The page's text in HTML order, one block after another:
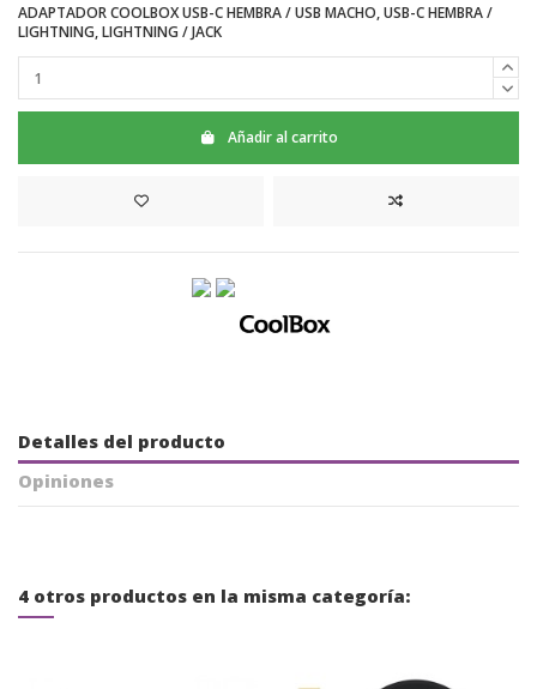
ADAPTADOR COOLBOX USB-C HEMBRA / USB MACHO, USB-C HEMBRA /
LIGHTNING, LIGHTNING / JACK
Añadir al carrito
Detalles del producto
Opiniones
4 otros productos en la misma categoría: